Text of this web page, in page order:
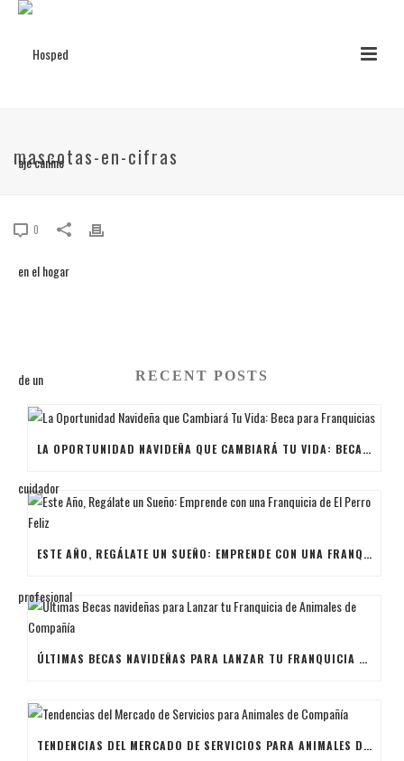
mascotas-en-cifras
0
RECENT POSTS
LA OPORTUNIDAD NAVIDEÑA QUE CAMBIARÁ TU VIDA: BECA PARA FRANQUICIAS
ESTE AÑO, REGÁLATE UN SUEÑO: EMPRENDE CON UNA FRANQUICIA DE EL PERRO FELIZ
ÚLTIMAS BECAS NAVIDEÑAS PARA LANZAR TU FRANQUICIA DE ANIMALES DE COMPAÑÍA
TENDENCIAS DEL MERCADO DE SERVICIOS PARA ANIMALES DE COMPAÑÍA